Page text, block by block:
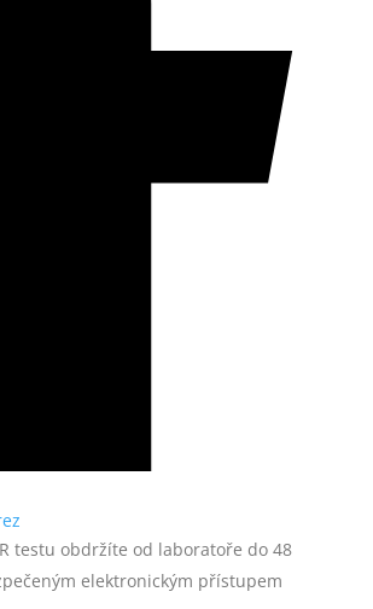
testu obdržíte od laboratoře do 48
elektronickým přístupem